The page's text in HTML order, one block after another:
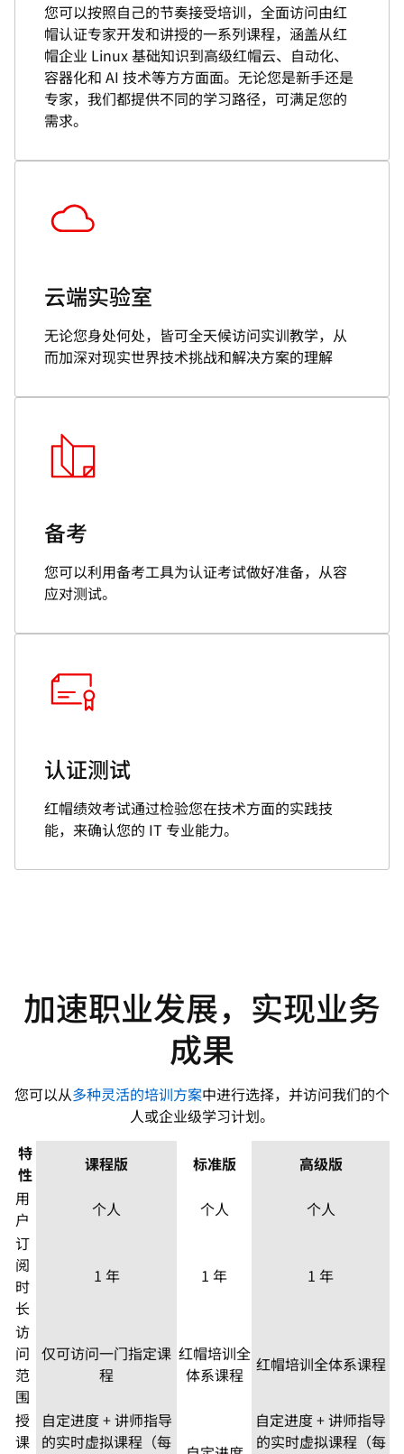
您可以按照自己的节奏接受培训，全面访问由红
帽认证专家开发和讲授的一系列课程，涵盖从红
帽企业 Linux 基础知识到高级红帽云、自动化、
容器化和 AI 技术等方方面面。无论您是新手还是
专家，我们都提供不同的学习路径，可满足您的
需求。
云端实验室
无论您身处何处，皆可全天候访问实训教学，从
而加深对现实世界技术挑战和解决方案的理解
备考
您可以利用备考工具为认证考试做好准备，从容
应对测试。
认证测试
红帽绩效考试通过检验您在技术方面的实践技
能，来确认您的 IT 专业能力。
加速职业发展，实现业务
成果
您可以从多种灵活的培训方案中进行选择，并访问我们的个
人或企业级学习计划。
特
性
课程版 标准版
高级版
用
户
个人 个人
个人
订
阅
时
长
1 年 1 年 1 年
访
问
范
围
仅可访问一门指定课
程
红帽培训全
体系课程
红帽培训全体系课程
授
课
自定进度 + 讲师指导
的实时虚拟课程（每
自定进度 + 讲师指导
的实时虚拟课程（每